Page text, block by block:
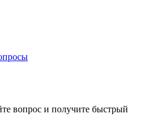
вопрос и получите быстрый